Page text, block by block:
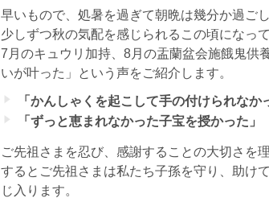
早いもので、処暑を過ぎて朝晩は幾分か過ご
少しずつ秋の気配を感じられるこの頃になっ
7月のキュウリ加持、8月の盂蘭盆会施餓鬼供
いが叶った」という声をご紹介します。
「かんしゃくを起こして手の付けられな
「ずっと恵まれなかった子宝を授かった」
ご先祖さまを忍び、感謝することの大切さを理
するとご先祖さまは私たち子孫を守り、助け
じ入ります。